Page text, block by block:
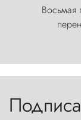
Восьмая
Торрес-